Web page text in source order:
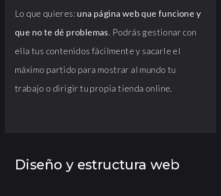
Lo que quieres: una página web que funcione y
que no te dé problemas. Podrás gestionar con
ella tus contenidos fácilmente y sacarle el
máximo partido para mostrar al mundo tu
trabajo o dirigir tu propia tienda online.
Diseño y estructura web